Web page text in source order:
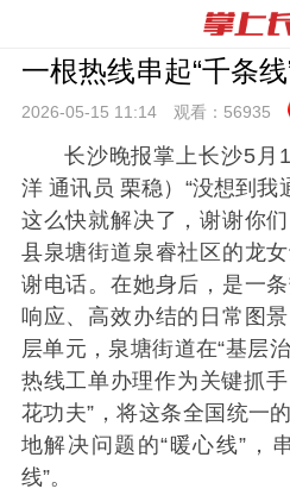
一根热线串起“千条线
2026-05-15 11:14 观看： 56935
长沙晚报掌上长沙5月
洋 通讯员 栗稳）“没想到我
这么快就解决了，谢谢你
县泉塘街道泉睿社区的龙
谢电话。在她身后，是一
响应、高效办结的日常图
层单元，泉塘街道在“基层
热线工单办理作为关键抓手
花功夫”，将这条全国统一
地解决问题的“暖心线”，
线”。